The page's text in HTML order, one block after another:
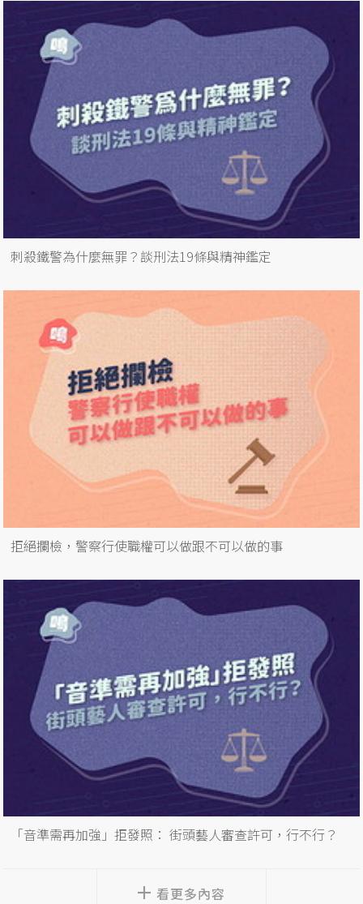
刺殺鐵警為什麼無罪？談刑法19條與精神鑑定
拒絕攔檢，警察行使職權可以做跟不可以做的事
「音準需再加強」拒發照： 街頭藝人審查許可，行不行？
看更多內容